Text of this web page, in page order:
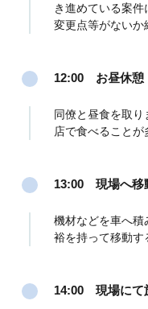
き進めている案件
変更点等がないか
12:00 お昼休憩
同僚と昼食を取
店で食べることが
13:00 現場へ移
機材などを車へ積
裕を持って移動す
14:00 現場にて